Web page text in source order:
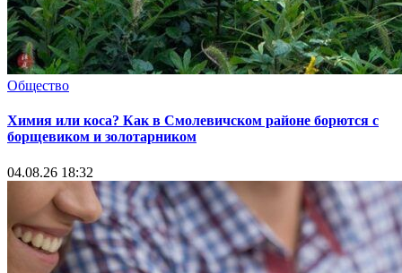
Общество
Химия или коса? Как в Смолевичском районе борются с
борщевиком и золотарником
04.08.26 18:32